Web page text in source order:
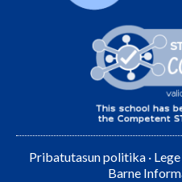
Pribatutasun politika ·
Barne